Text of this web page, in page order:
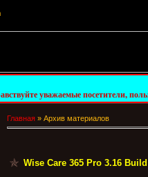
посетители, пользователи и
Главная » Архив материалов
Wise Care 365 Pro 3.16